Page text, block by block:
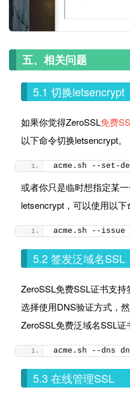
五、相关问题
5.1 切换letsencrypt
如果你觉得ZeroSSL免费
以下命令切换letsencrypt。
acme. sh --set-
或者你只是临时想指定某
letsencrypt，可以使用以下
acme. sh --issue
5.2 签发泛域名SSL
ZeroSSL免费SSL证书支
选择使用DNS验证方式，
ZeroSSL免费泛域名SSL证
acme. sh --dns
5.3 在线管理SSL